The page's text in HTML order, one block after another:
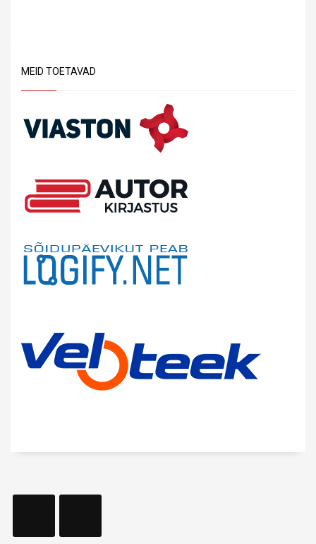
MEID TOETAVAD